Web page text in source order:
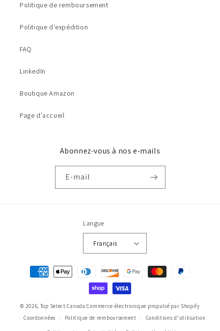
Politique de remboursement
Politique d'expédition
FAQ
LinkedIn
Boutique Amazon
Page d'accueil
Abonnez-vous à nos e-mails
E-mail
Langue
Français
Moyens
© 2026, Top Select Canada Commerce électronique propulsé par Shopify
Coordonnées
Politique de remboursement Conditions d’utilisation